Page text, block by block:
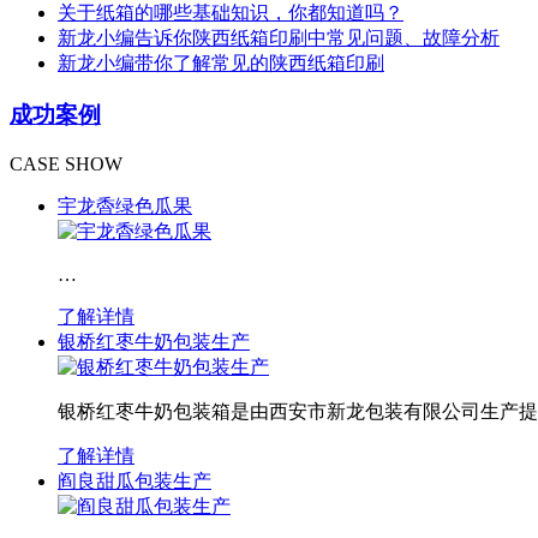
关于纸箱的哪些基础知识，你都知道吗？
新龙小编告诉你陕西纸箱印刷中常见问题、故障分析
新龙小编带你了解常见的陕西纸箱印刷
成功案例
CASE SHOW
宇龙稥绿色瓜果
…
了解详情
银桥红枣牛奶包装生产
银桥红枣牛奶包装箱是由西安市新龙包装有限公司生产
了解详情
阎良甜瓜包装生产